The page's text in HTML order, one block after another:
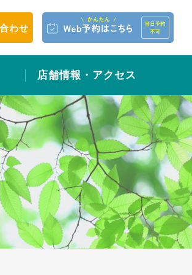
わせ
店舗情報・アクセス